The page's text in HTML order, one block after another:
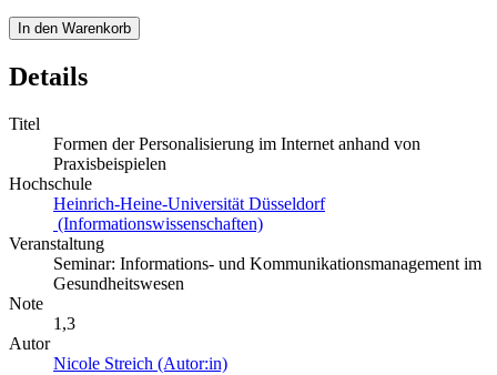
In den Warenkorb
Details
Titel
Formen der Personalisierung im Internet anhand von
Praxisbeispielen
Hochschule
Heinrich-Heine-Universität Düsseldorf
(Informationswissenschaften)
Veranstaltung
Seminar: Informations- und Kommunikationsmanagement im
Gesundheitswesen
Note
1,3
Autor
Nicole Streich (Autor:in)